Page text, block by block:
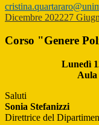
Dicembre 202227
Corso "Genere
Lunedì
Aula
Saluti
Sonia Stefanizzi
Direttrice del